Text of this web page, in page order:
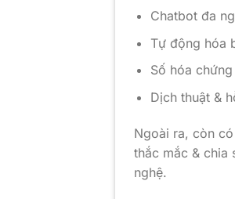
Chatbot đa
Tự động hóa
Số hóa chứng
Dịch thuật &
Ngoài ra, còn
thắc mắc & chia
nghệ.